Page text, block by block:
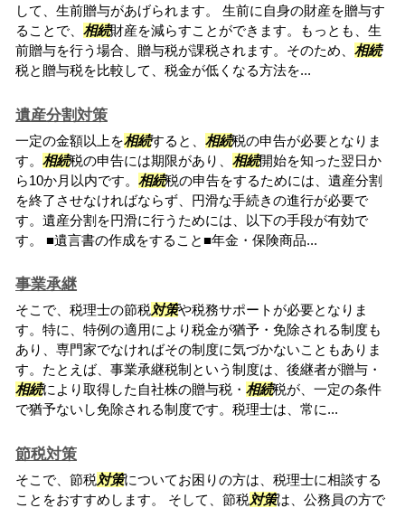
して、生前贈与があげられます。 生前に自身の財産を贈与す
ることで、 相続財産を減らすことができます。もっとも、生
前贈与を行う場合、贈与税が課税されます。そのため、 相続
税と贈与税を比較して、税金が低くなる方法を...
遺産分割対策
一定の金額以上を相続すると、 相続税の申告が必要となりま
す。 相続税の申告には期限があり、 相続開始を知った翌日か
ら10か月以内です。 相続税の申告をするためには、遺産分割
を終了させなければならず、円滑な手続きの進行が必要で
す。遺産分割を円滑に行うためには、以下の手段が有効で
す。 ■遺言書の作成をすること■年金・保険商品...
事業承継
そこで、税理士の節税対策や税務サポートが必要となりま
す。特に、特例の適用により税金が猶予・免除される制度も
あり、専門家でなければその制度に気づかないこともありま
す。たとえば、事業承継税制という制度は、後継者が贈与・
相続により取得した自社株の贈与税・ 相続税が、一定の条件
で猶予ないし免除される制度です。税理士は、常に...
節税対策
そこで、節税対策についてお困りの方は、税理士に相談する
ことをおすすめします。 そして、節税対策は、公務員の方で